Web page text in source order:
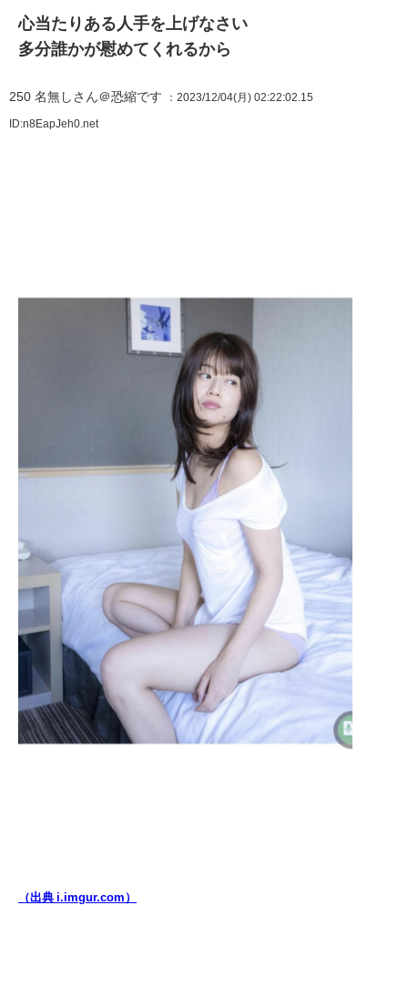
心当たりある人手を上げなさい
多分誰かが慰めてくれるから
250 名無しさん＠恐縮です ：2023/12/04(月) 02:22:02.15
ID:n8EapJeh0.net
（出典 i.imgur.com）